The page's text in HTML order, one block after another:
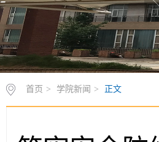
首页 学院新闻 正文